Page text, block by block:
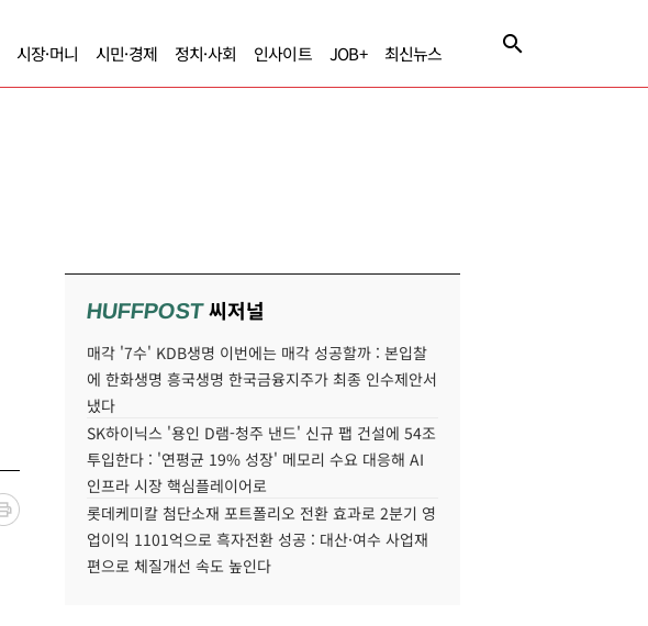
시장·머니 시민·경제 정치·사회 인사이트 JOB+ 최신뉴스
HUFFPOST씨저널
매각 '7수' KDB생명 이번에는 매각 성공할까 : 본입찰
에 한화생명 흥국생명 한국금융지주가 최종 인수제안서
냈다
SK하이닉스 '용인 D램-청주 낸드' 신규 팹 건설에 54조
투입한다 : '연평균 19% 성장' 메모리 수요 대응해 AI
인프라 시장 핵심플레이어로
롯데케미칼 첨단소재 포트폴리오 전환 효과로 2분기 영
업이익 1101억으로 흑자전환 성공 : 대산·여수 사업재
편으로 체질개선 속도 높인다